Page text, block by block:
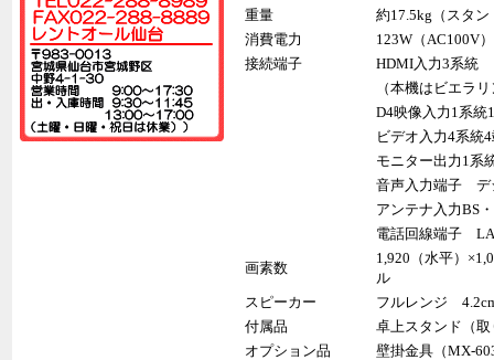
重量
約17.5kg（スタン
消費電力
123W（AC100V）
接続端子
HDMI入力3系統
（本機はビエラ
D4映像入力1系
ビデオ入力4系統
モニター出力1系
音声入力端子 デ
アンテナ入力BS
電話回線端子
画素数
1,920（水平）
ル
スピーカー
フルレンジ
付属品
卓上スタンド（
オプション品
壁掛金具（MX-